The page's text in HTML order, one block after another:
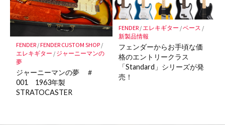
FENDER/FENDER CUSTOM SHOP/
エレキギター / ジャーニーマンの
夢
ジャーニーマンの夢 ＃
001 1963年製
STRATOCASTER
FENDER/エレキギター /ベース /
新製品情報
フェンダーからお手頃な価
格のエントリークラス
「Standard」シリーズが発
売！